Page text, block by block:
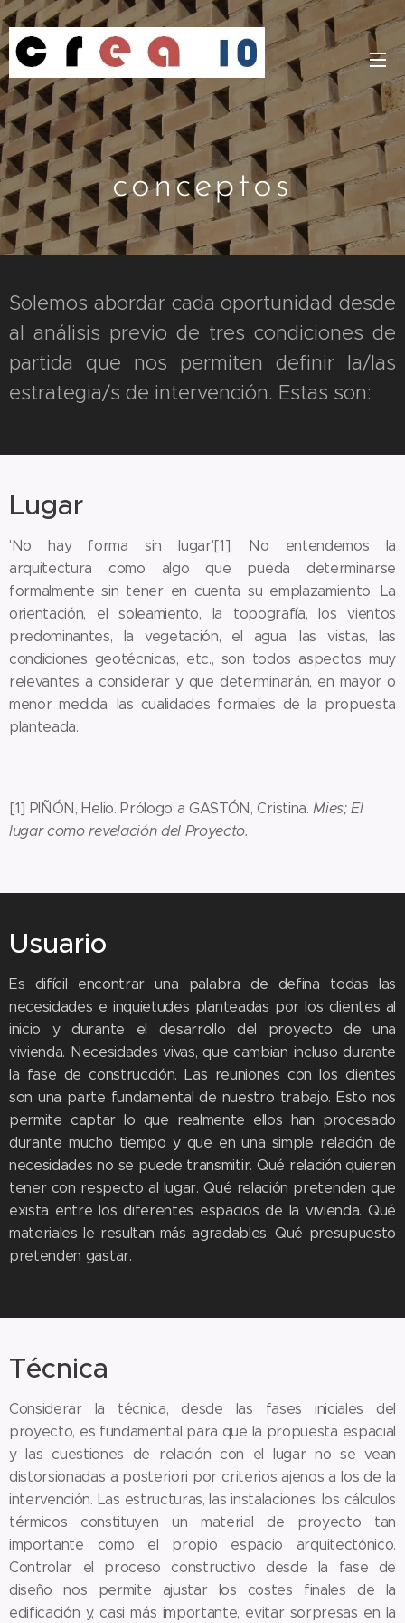
conceptos
Solemos abordar cada oportunidad desde
al análisis previo de tres condiciones de
partida que nos permiten definir la/las
estrategia/s de intervención. Estas son:
Lugar
'No hay forma sin lugar'[1]. No entendemos la
arquitectura como algo que pueda determinarse
formalmente sin tener en cuenta su emplazamiento. La
orientación, el soleamiento, la topografía, los vientos
predominantes, la vegetación, el agua, las vistas, las
condiciones geotécnicas, etc., son todos aspectos muy
relevantes a considerar y que determinarán, en mayor o
menor medida, las cualidades formales de la propuesta
planteada.
[1] PIÑÓN, Helio. Prólogo a GASTÓN, Cristina.Mies; El
lugar como revelación del Proyecto.
Usuario
Es difícil encontrar una palabra de defina todas las
necesidades e inquietudes planteadas por los clientes al
inicio y durante el desarrollo del proyecto de una
vivienda. Necesidades vivas, que cambian incluso durante
la fase de construcción. Las reuniones con los clientes
son una parte fundamental de nuestro trabajo. Esto nos
permite captar lo que realmente ellos han procesado
durante mucho tiempo y que en una simple relación de
necesidades no se puede transmitir. Qué relación quieren
tener con respecto al lugar. Qué relación pretenden que
exista entre los diferentes espacios de la vivienda. Qué
materiales le resultan más agradables. Qué presupuesto
pretenden gastar.
Técnica
Considerar la técnica, desde las fases iniciales del
proyecto, es fundamental para que la propuesta espacial
y las cuestiones de relación con el lugar no se vean
distorsionadas a posteriori por criterios ajenos a los de la
intervención. Las estructuras, las instalaciones, los cálculos
térmicos constituyen un material de proyecto tan
importante como el propio espacio arquitectónico.
Controlar el proceso constructivo desde la fase de
diseño nos permite ajustar los costes finales de la
edificación y, casi más importante, evitar sorpresas en la